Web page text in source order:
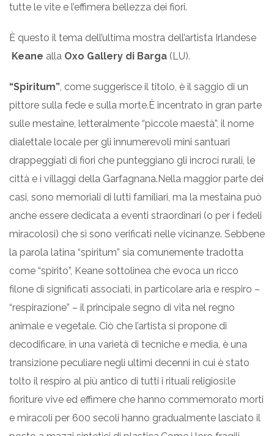
tutte le vite e l’effimera bellezza dei fiori.
È questo il tema dell’ultima mostra dell’artista Irlandese
Keane alla Oxo Gallery di Barga (LU).
“Spiritum” , come suggerisce il titolo, è il saggio di un
pittore sulla fede e sulla morte.È incentrato in gran parte
sulle mestaine, letteralmente “piccole maestà”, il nome
dialettale locale per gli innumerevoli mini santuari
drappeggiati di fiori che punteggiano gli incroci rurali, le
città e i villaggi della Garfagnana.Nella maggior parte dei
casi, sono memoriali di lutti familiari, ma la mestaina può
anche essere dedicata a eventi straordinari (o per i fedeli
miracolosi) che si sono verificati nelle vicinanze. Sebbene
la parola latina “spiritum” sia comunemente tradotta
come “spirito”, Keane sottolinea che evoca un ricco
filone di significati associati, in particolare aria e respiro –
“respirazione” – il principale segno di vita nel regno
animale e vegetale. Ciò che l’artista si propone di
decodificare, in una varietà di tecniche e media, è una
transizione peculiare negli ultimi decenni in cui è stato
tolto il respiro al più antico di tutti i rituali religiosi:le
fioriture vive ed effimere che hanno commemorato morti
e miracoli per 600 secoli hanno gradualmente lasciato il